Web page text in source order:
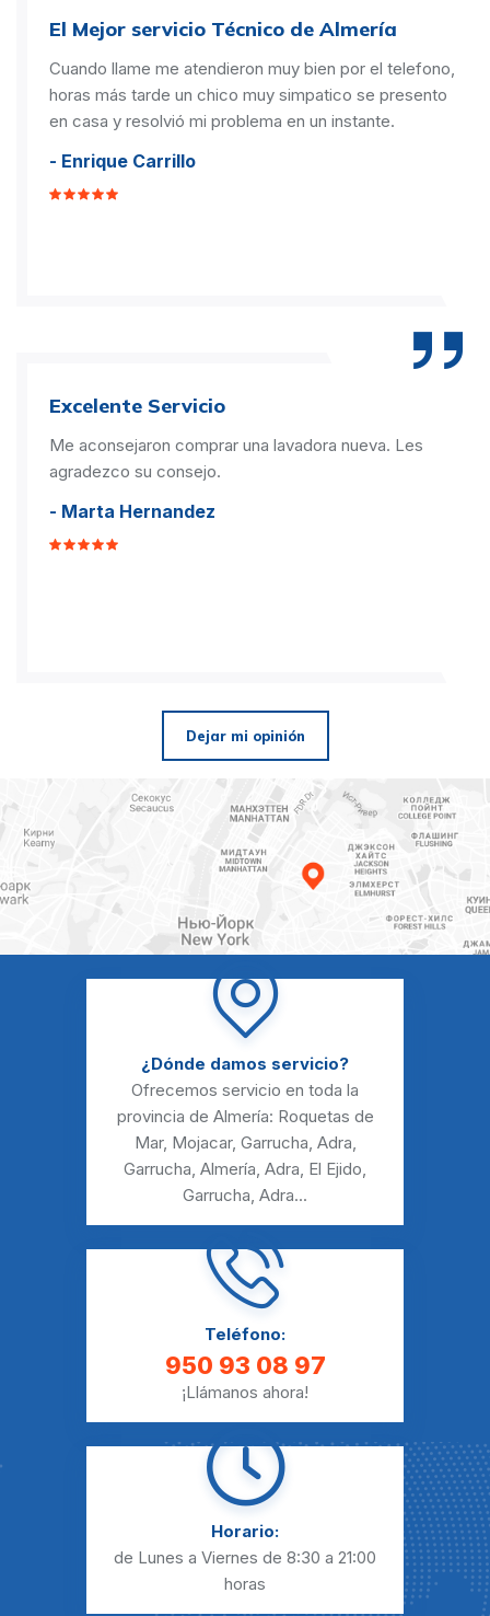
El Mejor servicio Técnico de Almería
Cuando llame me atendieron muy bien por el telefono,
horas más tarde un chico muy simpatico se presento
en casa y resolvió mi problema en un instante.
- Enrique Carrillo
Excelente Servicio
Me aconsejaron comprar una lavadora nueva. Les
agradezco su consejo.
- Marta Hernandez
Dejar mi opinión
¿Dónde damos servicio?
Ofrecemos servicio en toda la
provincia de Almería: Roquetas de
Mar, Mojacar, Garrucha, Adra,
Garrucha, Almería, Adra, El Ejido,
Garrucha, Adra...
Teléfono:
950 93 08 97
¡Llámanos ahora!
Horario:
de Lunes a Viernes de 8:30 a 21:00
horas